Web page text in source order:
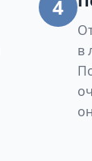
4
в